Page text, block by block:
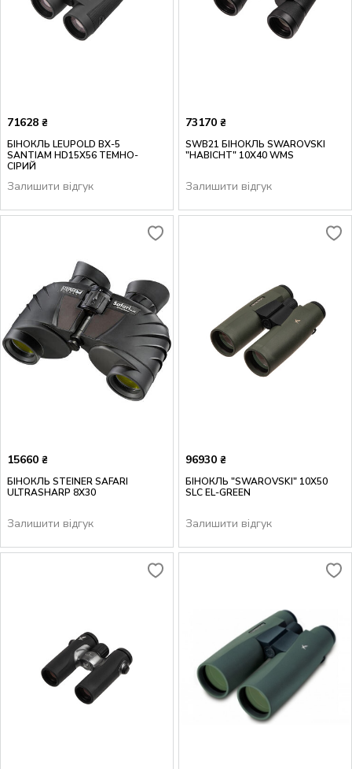
71628 ₴
БІНОКЛЬ LEUPOLD BX-5
SANTIAM HD15X56 ТЕМНО-
СІРИЙ
Залишити відгук
73170 ₴
SWB21 БІНОКЛЬ SWAROVSKI
"HABICHT" 10X40 WMS
Залишити відгук
15660 ₴
БІНОКЛЬ STEINER SAFARI
ULTRASHARP 8X30
Залишити відгук
96930 ₴
БІНОКЛЬ "SWAROVSKI" 10X50
SLC EL-GREEN
Залишити відгук